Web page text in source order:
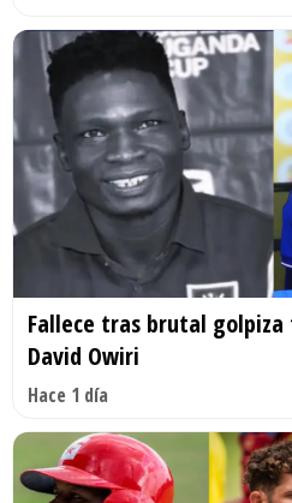
Fallece tras brutal
David Owiri
Hace 1 día